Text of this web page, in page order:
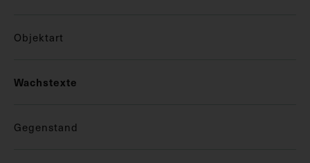
Objektart
Wachstexte
Gegenstand